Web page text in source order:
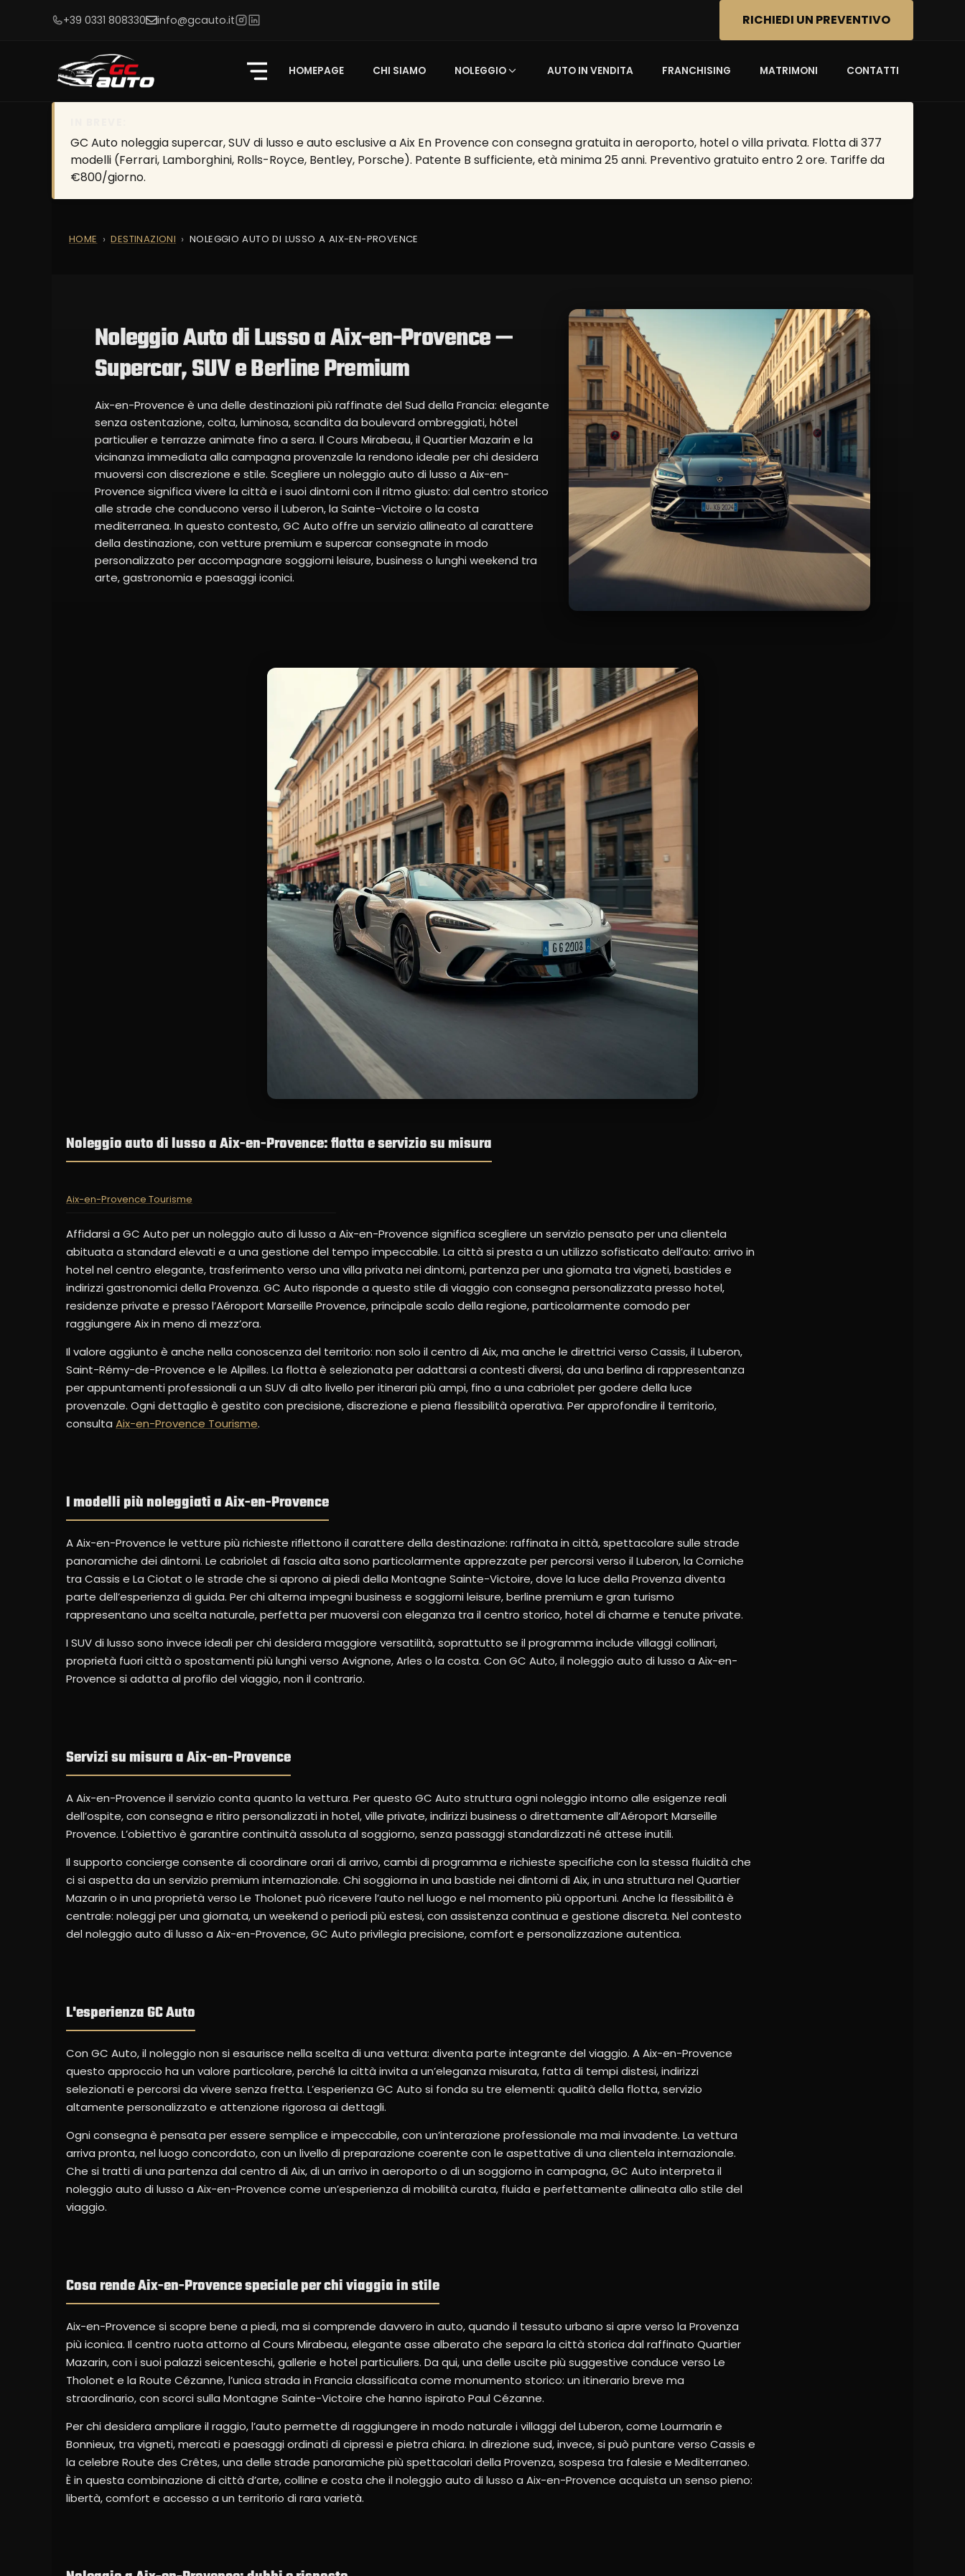
+39 0331 808330 info@gcauto.it RICHIEDI UN PREVENTIVO
HOMEPAGE CHI SIAMO NOLEGGIO AUTO IN VENDITA FRANCHISING MATRIMONI CONTATTI
GC Auto noleggia supercar, SUV di lusso e auto esclusive a Aix En Provence con consegna gratuita in aeroporto, hotel o villa privata. Flotta di 377
modelli (Ferrari, Lamborghini, Rolls-Royce, Bentley, Porsche). Patente B sufficiente, età minima 25 anni. Preventivo gratuito entro 2 ore. Tariffe da
€800/giorno.
HOME DESTINAZIONI NOLEGGIO AUTO DI LUSSO A AIX-EN-PROVENCE
Noleggio Auto di Lusso a Aix-en-Provence —
Supercar, SUV e Berline Premium
Aix-en-Provence è una delle destinazioni più raffinate del Sud della Francia: elegante
senza ostentazione, colta, luminosa, scandita da boulevard ombreggiati, hôtel
particulier e terrazze animate fino a sera. Il Cours Mirabeau, il Quartier Mazarin e la
vicinanza immediata alla campagna provenzale la rendono ideale per chi desidera
muoversi con discrezione e stile. Scegliere un noleggio auto di lusso a Aix-en-
Provence significa vivere la città e i suoi dintorni con il ritmo giusto: dal centro storico
alle strade che conducono verso il Luberon, la Sainte-Victoire o la costa
mediterranea. In questo contesto, GC Auto offre un servizio allineato al carattere
della destinazione, con vetture premium e supercar consegnate in modo
personalizzato per accompagnare soggiorni leisure, business o lunghi weekend tra
arte, gastronomia e paesaggi iconici.
Noleggio auto di lusso a Aix-en-Provence: flotta e servizio su misura
Aix-en-Provence Tourisme
Affidarsi a GC Auto per un noleggio auto di lusso a Aix-en-Provence significa scegliere un servizio pensato per una clientela
abituata a standard elevati e a una gestione del tempo impeccabile. La città si presta a un utilizzo sofisticato dell’auto: arrivo in
hotel nel centro elegante, trasferimento verso una villa privata nei dintorni, partenza per una giornata tra vigneti, bastides e
indirizzi gastronomici della Provenza. GC Auto risponde a questo stile di viaggio con consegna personalizzata presso hotel,
residenze private e presso l’Aéroport Marseille Provence, principale scalo della regione, particolarmente comodo per
raggiungere Aix in meno di mezz’ora.
Il valore aggiunto è anche nella conoscenza del territorio: non solo il centro di Aix, ma anche le direttrici verso Cassis, il Luberon,
Saint-Rémy-de-Provence e le Alpilles. La flotta è selezionata per adattarsi a contesti diversi, da una berlina di rappresentanza
per appuntamenti professionali a un SUV di alto livello per itinerari più ampi, fino a una cabriolet per godere della luce
provenzale. Ogni dettaglio è gestito con precisione, discrezione e piena flessibilità operativa. Per approfondire il territorio,
consulta Aix-en-Provence Tourisme.
I modelli più noleggiati a Aix-en-Provence
A Aix-en-Provence le vetture più richieste riflettono il carattere della destinazione: raffinata in città, spettacolare sulle strade
panoramiche dei dintorni. Le cabriolet di fascia alta sono particolarmente apprezzate per percorsi verso il Luberon, la Corniche
tra Cassis e La Ciotat o le strade che si aprono ai piedi della Montagne Sainte-Victoire, dove la luce della Provenza diventa
parte dell’esperienza di guida. Per chi alterna impegni business e soggiorni leisure, berline premium e gran turismo
rappresentano una scelta naturale, perfetta per muoversi con eleganza tra il centro storico, hotel di charme e tenute private.
I SUV di lusso sono invece ideali per chi desidera maggiore versatilità, soprattutto se il programma include villaggi collinari,
proprietà fuori città o spostamenti più lunghi verso Avignone, Arles o la costa. Con GC Auto, il noleggio auto di lusso a Aix-en-
Provence si adatta al profilo del viaggio, non il contrario.
Servizi su misura a Aix-en-Provence
A Aix-en-Provence il servizio conta quanto la vettura. Per questo GC Auto struttura ogni noleggio intorno alle esigenze reali
dell’ospite, con consegna e ritiro personalizzati in hotel, ville private, indirizzi business o direttamente all’Aéroport Marseille
Provence. L’obiettivo è garantire continuità assoluta al soggiorno, senza passaggi standardizzati né attese inutili.
Il supporto concierge consente di coordinare orari di arrivo, cambi di programma e richieste specifiche con la stessa fluidità che
ci si aspetta da un servizio premium internazionale. Chi soggiorna in una bastide nei dintorni di Aix, in una struttura nel Quartier
Mazarin o in una proprietà verso Le Tholonet può ricevere l’auto nel luogo e nel momento più opportuni. Anche la flessibilità è
centrale: noleggi per una giornata, un weekend o periodi più estesi, con assistenza continua e gestione discreta. Nel contesto
del noleggio auto di lusso a Aix-en-Provence, GC Auto privilegia precisione, comfort e personalizzazione autentica.
L'esperienza GC Auto
Con GC Auto, il noleggio non si esaurisce nella scelta di una vettura: diventa parte integrante del viaggio. A Aix-en-Provence
questo approccio ha un valore particolare, perché la città invita a un’eleganza misurata, fatta di tempi distesi, indirizzi
selezionati e percorsi da vivere senza fretta. L’esperienza GC Auto si fonda su tre elementi: qualità della flotta, servizio
altamente personalizzato e attenzione rigorosa ai dettagli.
Ogni consegna è pensata per essere semplice e impeccabile, con un’interazione professionale ma mai invadente. La vettura
arriva pronta, nel luogo concordato, con un livello di preparazione coerente con le aspettative di una clientela internazionale.
Che si tratti di una partenza dal centro di Aix, di un arrivo in aeroporto o di un soggiorno in campagna, GC Auto interpreta il
noleggio auto di lusso a Aix-en-Provence come un’esperienza di mobilità curata, fluida e perfettamente allineata allo stile del
viaggio.
Cosa rende Aix-en-Provence speciale per chi viaggia in stile
Aix-en-Provence si scopre bene a piedi, ma si comprende davvero in auto, quando il tessuto urbano si apre verso la Provenza
più iconica. Il centro ruota attorno al Cours Mirabeau, elegante asse alberato che separa la città storica dal raffinato Quartier
Mazarin, con i suoi palazzi seicenteschi, gallerie e hotel particuliers. Da qui, una delle uscite più suggestive conduce verso Le
Tholonet e la Route Cézanne, l’unica strada in Francia classificata come monumento storico: un itinerario breve ma
straordinario, con scorci sulla Montagne Sainte-Victoire che hanno ispirato Paul Cézanne.
Per chi desidera ampliare il raggio, l’auto permette di raggiungere in modo naturale i villaggi del Luberon, come Lourmarin e
Bonnieux, tra vigneti, mercati e paesaggi ordinati di cipressi e pietra chiara. In direzione sud, invece, si può puntare verso Cassis e
la celebre Route des Crêtes, una delle strade panoramiche più spettacolari della Provenza, sospesa tra falesie e Mediterraneo.
È in questa combinazione di città d’arte, colline e costa che il noleggio auto di lusso a Aix-en-Provence acquista un senso pieno:
libertà, comfort e accesso a un territorio di rara varietà.